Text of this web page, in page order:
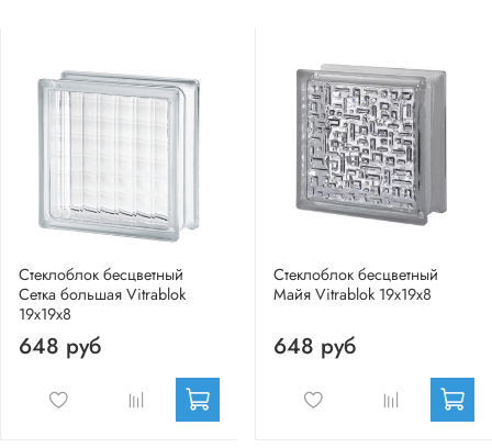
Стеклоблок бесцветный
Сетка большая Vitrablok
19х19х8
648 руб
Стеклоблок бесцветный
Майя Vitrablok 19х19х8
648 руб